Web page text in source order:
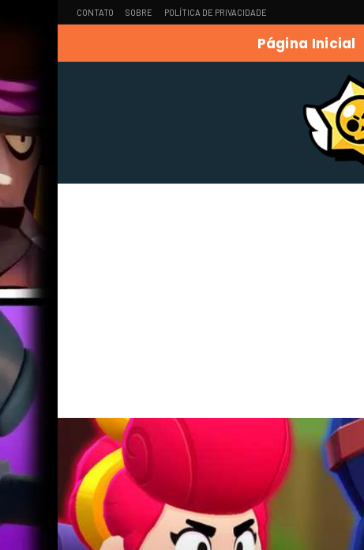
CONTATO SOBRE POLÍTICA DE PRIVACIDADE
Página Inicial